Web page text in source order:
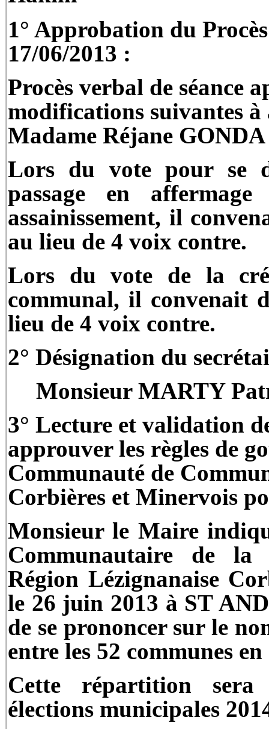
1° Approbation du
17/06/2013 :
Procès verbal de séance
modifications suivantes
Madame Réjane
Lors du vote pour se
passage en
assainissement, il
au lieu de 4 voix contre.
Lors du vote de la
communal, il convenait
lieu de 4 voix contre.
2° Désignation du
Monsieur MARTY
3° Lecture et validation
approuver les règles de
Communauté de
Corbières et Minervois
Monsieur le Maire
Communautaire de la
Région Lézignanaise
le 26 juin 2013 à ST
de se prononcer sur le
entre les 52 communes en
Cette répartition
élections municipales